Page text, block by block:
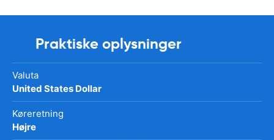
Praktiske oplysninger
Valuta
United States Dollar
Køreretning
Højre